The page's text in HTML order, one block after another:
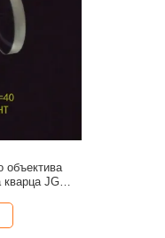
объектива
JGS1